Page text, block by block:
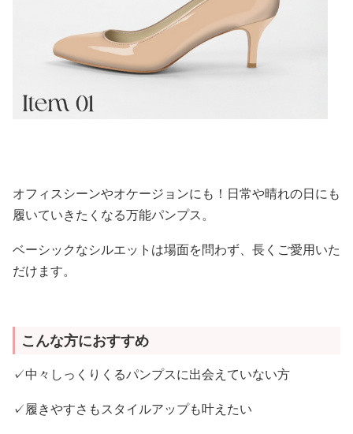
オフィスシーンやオケージョンにも！日常や晴れの日にも
履いていきたくなる万能パンプス。
ベーシックなシルエットは場面を問わず、長くご愛用いた
だけます。
こんな方におすすめ
✓中々しっくりくるパンプスに出会えていない方
✓履きやすさもスタイルアップも叶えたい